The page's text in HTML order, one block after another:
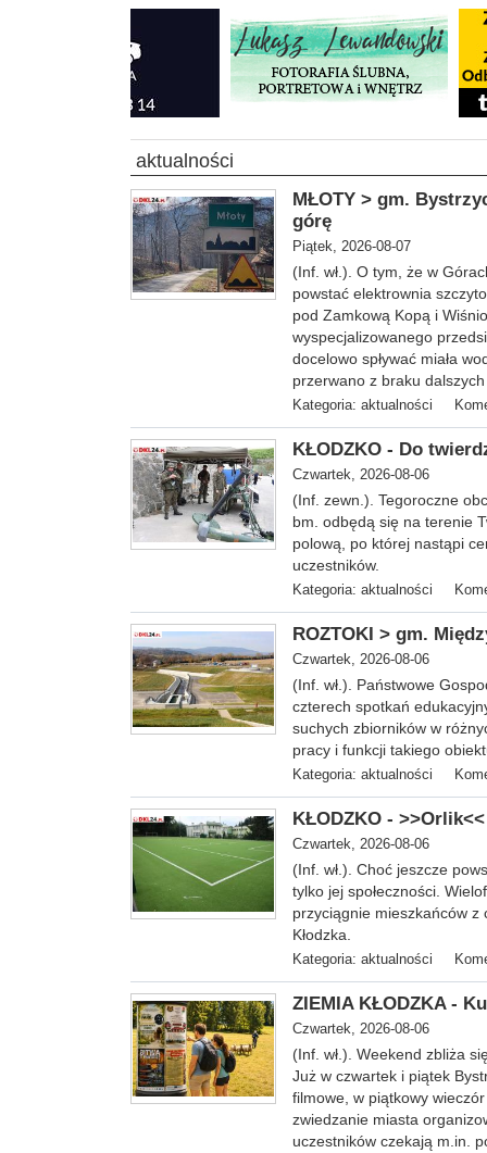
aktualności
MŁOTY > gm.
górę
Piątek, 2026-08-07
(Inf. wł.). O tym, że w
powstać elektrownia
pod Zamkową Kopą i
wyspecjalizowanego
docelowo spływać miała
przerwano z braku
Kategoria: aktualności
KŁODZKO - Do
Czwartek, 2026-08-06
(Inf. zewn.). Tegoroczne
bm. odbędą się na terenie
polową, po której nastąpi
uczestników.
Kategoria: aktualności
ROZTOKI > gm.
Czwartek, 2026-08-06
(Inf. wł.). Państwowe
czterech spotkań
suchych zbiorników w
pracy i funkcji takiego
Kategoria: aktualności
KŁODZKO -
Czwartek, 2026-08-06
(Inf. wł.). Choć jeszcze
tylko jej społeczności.
przyciągnie mieszkańców z
Kłodzka.
Kategoria: aktualności
ZIEMIA KŁODZKA -
Czwartek, 2026-08-06
(Inf. wł.). Weekend zbliża
Już w czwartek i piątek
filmowe, w piątkowy
zwiedzanie miasta
uczestników czekają m.in.